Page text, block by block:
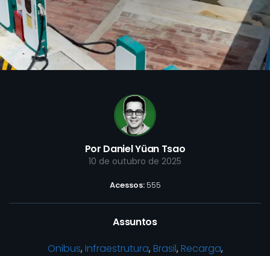
Por Daniel Yüan Tsao
10 de outubro de 2025
Acessos: 555
Assuntos
Onibus, Infraestrutura, Brasil, Recarga,